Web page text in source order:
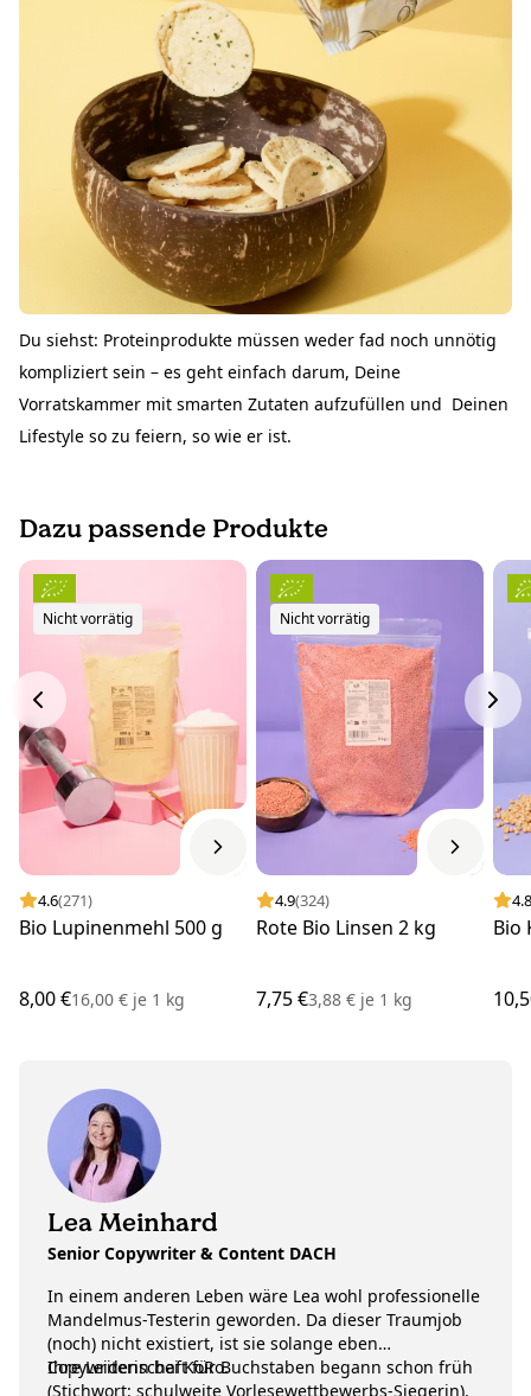
Du siehst: Proteinprodukte müssen weder fad noch unnötig
kompliziert sein – es geht einfach darum, Deine
Vorratskammer mit smarten Zutaten aufzufüllen und Deinen
Lifestyle so zu feiern, so wie er ist.
Dazu passende Produkte
Nicht vorrätig
4.6(271)
Bio Lupinenmehl 500 g
8,00 €16,00 € je 1 kg
Nicht vorrätig
4.9(324)
Rote Bio Linsen 2 kg
7,75 €3,88 € je 1 kg
4.8
Bio
Lea Meinhard
Senior Copywriter & Content DACH
In einem anderen Leben wäre Lea wohl professionelle
Mandelmus-Testerin geworden. Da dieser Traumjob
(noch) nicht existiert, ist sie solange eben
Copywriterin bei KoRo.
Ihre Leidenschaft für Buchstaben begann schon früh
(Stichwort: schulweite Vorlesewettbewerbs-Siegerin).